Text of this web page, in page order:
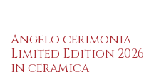
Angelo cerimonia
Limited Edition 2026
in ceramica